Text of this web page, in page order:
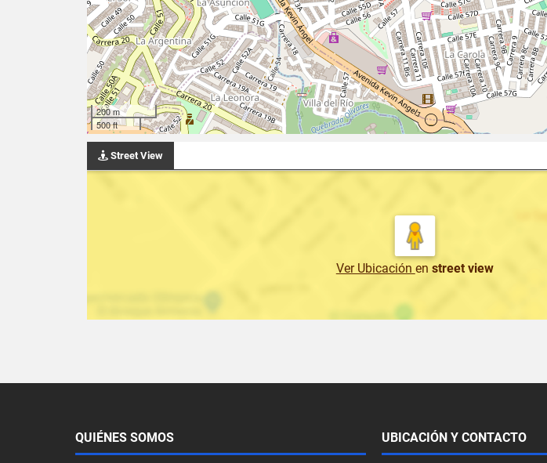
200 m
500 ft
Street View
Ver Ubicación en street view
QUIÉNES SOMOS UBICACIÓN Y CONTACTO